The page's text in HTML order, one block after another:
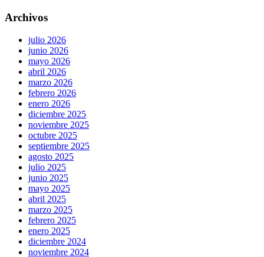
Archivos
julio 2026
junio 2026
mayo 2026
abril 2026
marzo 2026
febrero 2026
enero 2026
diciembre 2025
noviembre 2025
octubre 2025
septiembre 2025
agosto 2025
julio 2025
junio 2025
mayo 2025
abril 2025
marzo 2025
febrero 2025
enero 2025
diciembre 2024
noviembre 2024